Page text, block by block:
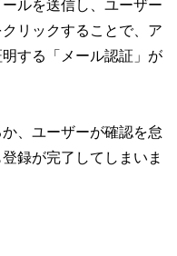
ルを送信し、ユーザー
リックすることで、ア
する「メール認証」が
、ユーザーが確認を怠
録が完了してしまいま